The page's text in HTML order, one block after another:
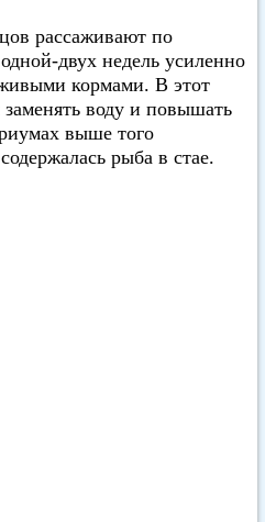
рассаживают по
двух недель усиленно
кормами. В этот
воду и повышать
выше того
рыба в стае.